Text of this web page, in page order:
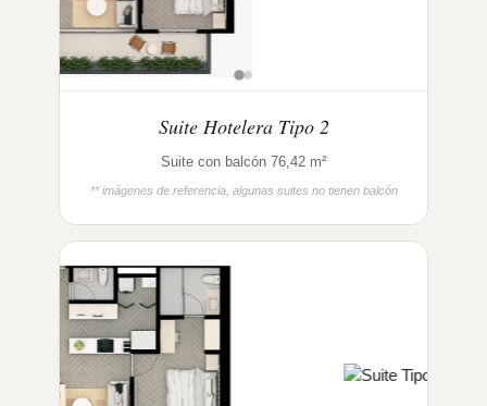
Suite Hotelera Tipo 2
Suite con balcón 76,42 m²
** imágenes de referencia, algunas suites no tienen balcón